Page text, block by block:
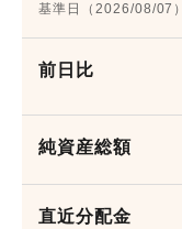
採用情報
各種方針
基準日（2026/08/07）
前日比
純資産総額
直近分配金